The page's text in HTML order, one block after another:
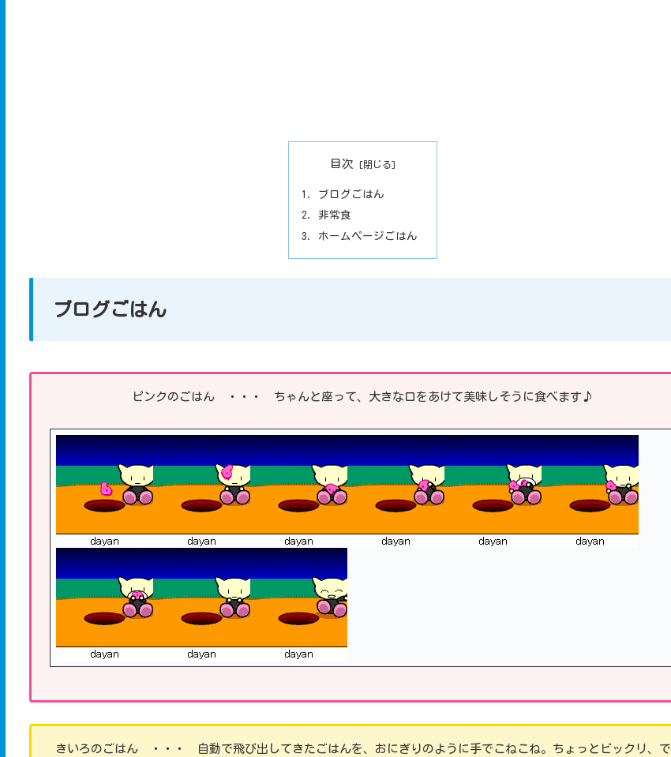
目次
ブログごはん
非常食
ホームページごはん
ブログごはん
ピンクのごはん ・・・ ちゃんと座って、大きな口をあけて美味しそうに食べます♪
きいろのごはん ・・・ 自動で飛び出してきたごはんを、おにぎりのように手でこねこね。ちょっとビックリ、で